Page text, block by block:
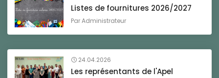
Listes de fournitures 2026/2027
ParAdministrateur
24.04.2026
Les représentants de l'Apel